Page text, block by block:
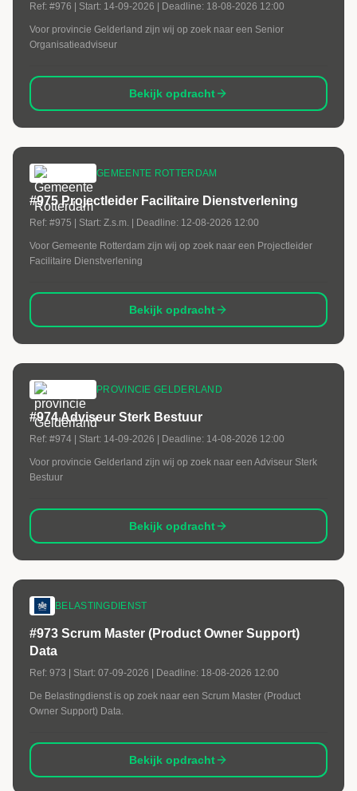
Ref: #976 | Start: 14-09-2026 | Deadline: 18-08-2026 12:00
Voor provincie Gelderland zijn wij op zoek naar een Senior
Organisatieadviseur
Bekijk opdracht
GEMEENTE ROTTERDAM
#975 Projectleider Facilitaire Dienstverlening
Ref: #975 | Start: Z.s.m. | Deadline: 12-08-2026 12:00
Voor Gemeente Rotterdam zijn wij op zoek naar een Projectleider
Facilitaire Dienstverlening
Bekijk opdracht
PROVINCIE GELDERLAND
#974 Adviseur Sterk Bestuur
Ref: #974 | Start: 14-09-2026 | Deadline: 14-08-2026 12:00
Voor provincie Gelderland zijn wij op zoek naar een Adviseur Sterk
Bestuur
Bekijk opdracht
BELASTINGDIENST
#973 Scrum Master (Product Owner Support)
Data
Ref: 973 | Start: 07-09-2026 | Deadline: 18-08-2026 12:00
De Belastingdienst is op zoek naar een Scrum Master (Product
Owner Support) Data.
Bekijk opdracht